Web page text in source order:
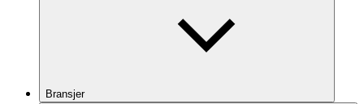
Bransjer